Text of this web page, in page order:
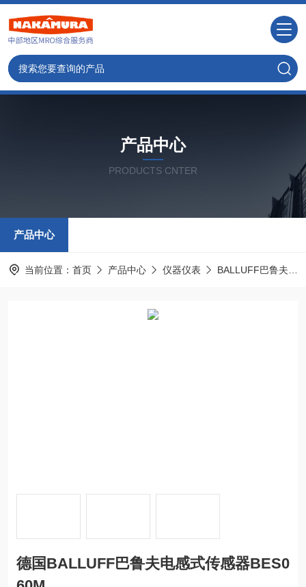
产品中心
PRODUCTS CNTER
产品中心
当前位置： 首页 产品中心 仪器仪表 BALLUFF巴鲁夫德国
德国BALLUFF巴鲁夫电感式传感器BES0